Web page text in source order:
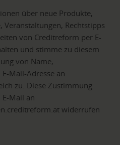
über neue Produkte,
Veranstaltungen, Rechtstipps
von Creditreform per E-
und stimme zu diesem
von Name,
Mail-Adresse an
zu. Diese Zustimmung
Mail an
widerrufen